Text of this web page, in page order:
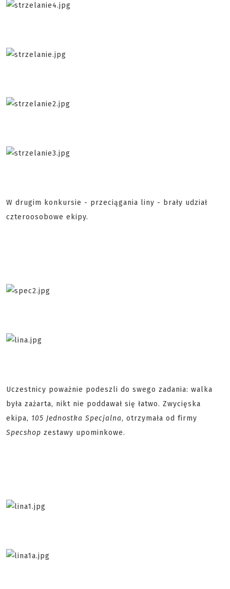
W drugim konkursie - przeciągania liny - brały udział
czteroosobowe ekipy.
Uczestnicy poważnie podeszli do swego zadania: walka
była zażarta, nikt nie poddawał się łatwo. Zwycięska
ekipa, 105 Jednostka Specjalna, otrzymała od firmy
Specshop zestawy upominkowe.